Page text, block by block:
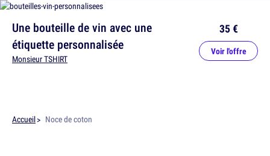
Une bouteille de vin avec une
étiquette personnalisée
Monsieur TSHIRT
35 €
Voir l'offre
Accueil Noce de coton